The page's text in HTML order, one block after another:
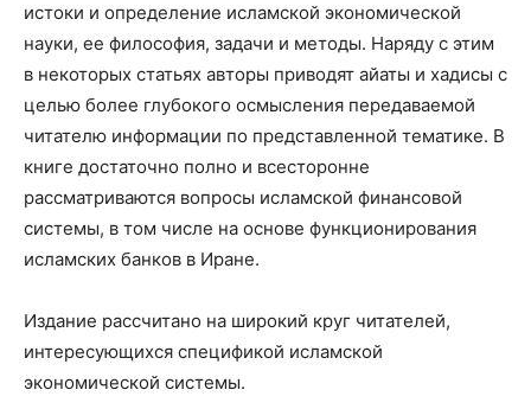
истоки и определение исламской экономической
науки, ее философия, задачи и методы. Наряду с этим
в некоторых статьях авторы приводят айаты и хадисы с
целью более глубокого осмысления передаваемой
читателю информации по представленной тематике. В
книге достаточно полно и всесторонне
рассматриваются вопросы исламской финансовой
системы, в том числе на основе функционирования
исламских банков в Иране.
Издание рассчитано на широкий круг читателей,
интересующихся спецификой исламской
экономической системы.